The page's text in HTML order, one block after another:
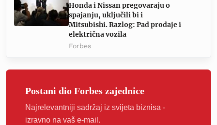
Honda i Nissan pregovaraju o
spajanju, uključili bi i
Mitsubishi. Razlog: Pad prodaje i
električna vozila
Forbes
Postani dio Forbes zajednice
Najrelevantniji sadržaj iz svijeta biznisa -
izravno na vaš e-mail.